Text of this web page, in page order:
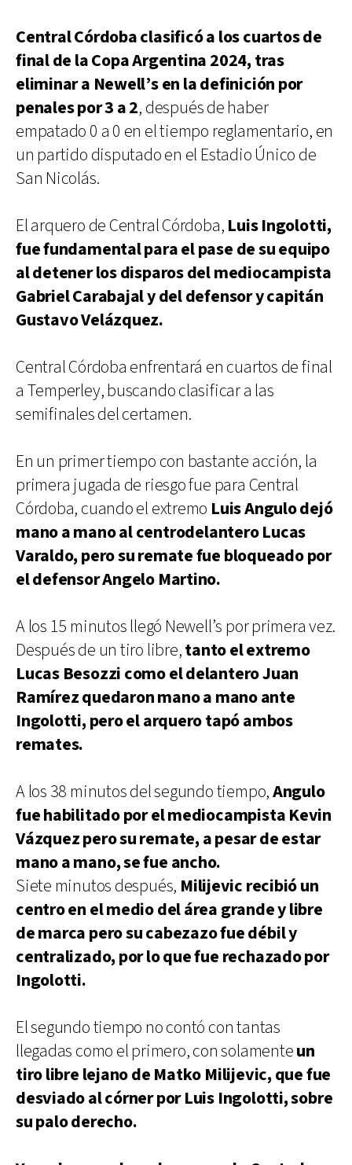
Central Córdoba clasificó a los cuartos de
final de la Copa Argentina 2024, tras
eliminar a Newell’s en la definición por
penales por 3 a 2, después de haber
empatado 0 a 0 en el tiempo reglamentario, en
un partido disputado en el Estadio Único de
San Nicolás.
El arquero de Central Córdoba, Luis Ingolotti,
fue fundamental para el pase de su equipo
al detener los disparos del mediocampista
Gabriel Carabajal y del defensor y capitán
Gustavo Velázquez.
Central Córdoba enfrentará en cuartos de final
a Temperley, buscando clasificar a las
semifinales del certamen.
En un primer tiempo con bastante acción, la
primera jugada de riesgo fue para Central
Córdoba, cuando el extremo Luis Angulo dejó
mano a mano al centrodelantero Lucas
Varaldo, pero su remate fue bloqueado por
el defensor Angelo Martino.
A los 15 minutos llegó Newell’s por primera vez.
Después de un tiro libre,tanto el extremo
Lucas Besozzi como el delantero Juan
Ramírez quedaron mano a mano ante
Ingolotti, pero el arquero tapó ambos
remates.
A los 38 minutos del segundo tiempo,Angulo
fue habilitado por el mediocampista Kevin
Vázquez pero su remate, a pesar de estar
mano a mano, se fue ancho.
Siete minutos después, Milijevic recibió un
centro en el medio del área grande y libre
de marca pero su cabezazo fue débil y
centralizado, por lo que fue rechazado por
Ingolotti.
El segundo tiempo no contó con tantas
llegadas como el primero, con solamenteun
tiro libre lejano de Matko Milijevic, que fue
desviado al córner por Luis Ingolotti, sobre
su palo derecho.